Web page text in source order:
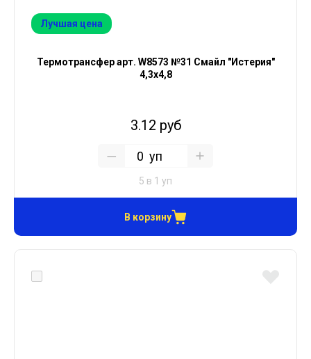
Лучшая цена
Термотрансфер арт. W8573 №31 Смайл "Истерия"
4,3х4,8
3.12 руб
уп
5 в 1 уп
В корзину